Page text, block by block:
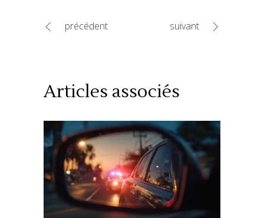
précédent suivant
Articles associés